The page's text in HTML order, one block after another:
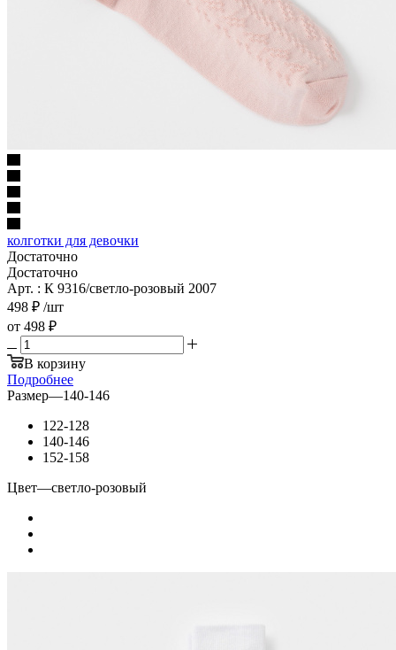
колготки для девочки
Достаточно
Достаточно
Арт. : К 9316/светло-розовый 2007
498 ₽ /шт
от 498 ₽
В корзину
Подробнее
Размер—140-146
122-128
140-146
152-158
Цвет—светло-розовый